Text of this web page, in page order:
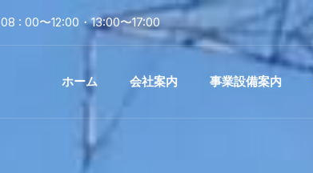
08 : 00〜12:00・13:00〜17:00
ホーム 会社案内 事業設備案内